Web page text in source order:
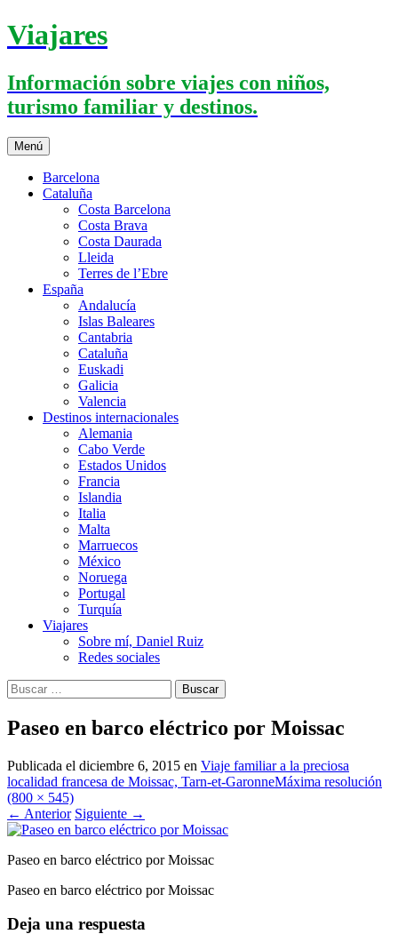
Saltar
al
Viajares
Información sobre viajes con niños,
turismo familiar y destinos.
Menú
Barcelona
Cataluña
Costa Barcelona
Costa Brava
Costa Daurada
Lleida
Terres de l’Ebre
España
Andalucía
Islas Baleares
Cantabria
Cataluña
Euskadi
Galicia
Valencia
Destinos internacionales
Alemania
Cabo Verde
Estados Unidos
Francia
Islandia
Italia
Malta
Marruecos
México
Noruega
Portugal
Turquía
Viajares
Sobre mí, Daniel Ruiz
Redes sociales
Buscar:
Paseo en barco eléctrico por Moissac
Publicada el diciembre 6, 2015 en Viaje familiar a la preciosa
localidad francesa de Moissac, Tarn-et-GaronneMáxima resolución
(800 × 545)
← Anterior Siguiente →
Paseo en barco eléctrico por Moissac
Paseo en barco eléctrico por Moissac
Deja una respuesta